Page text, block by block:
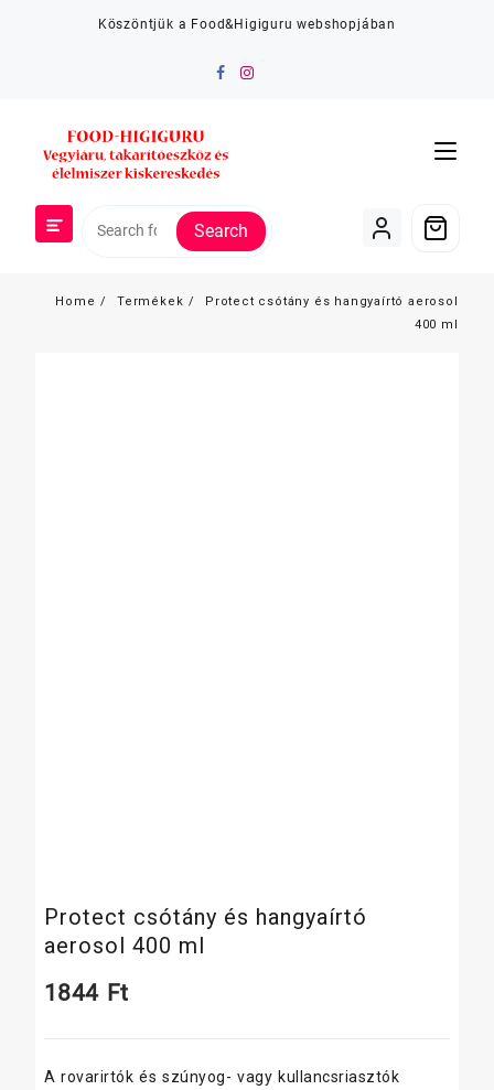
Köszöntjük a Food&Higiguru webshopjában
Search
Home Termékek
Protect csótány és hangyaírtó aerosol
400 ml
Protect csótány és hangyaírtó
aerosol 400 ml
1844 Ft
A rovarirtók és szúnyog- vagy kullancsriasztók